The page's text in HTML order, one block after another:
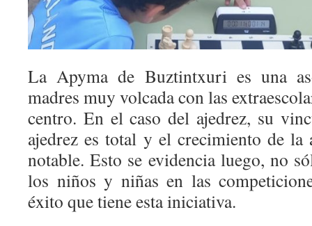
La Apyma de Buztintxuri es una
madres muy volcada con las
centro. En el caso del ajedrez, su
ajedrez es total y el crecimiento de la
notable. Esto se evidencia luego, no
los niños y niñas en las
éxito que tiene esta iniciativa.